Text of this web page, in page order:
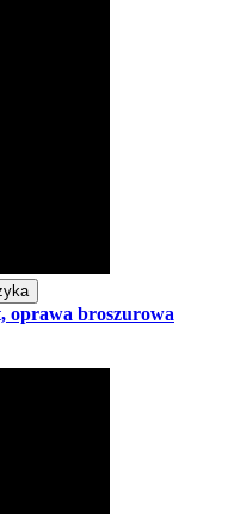
oprawa broszurowa